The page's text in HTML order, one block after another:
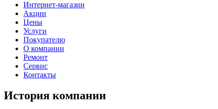
Интернет-магазин
Акции
Цены
Услуги
Покупателю
О компании
Ремонт
Сервис
Контакты
История компании